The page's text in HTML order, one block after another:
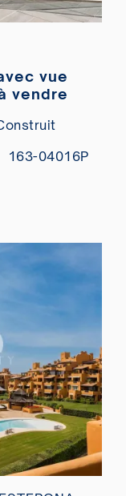
vue
vendre
163-04016P